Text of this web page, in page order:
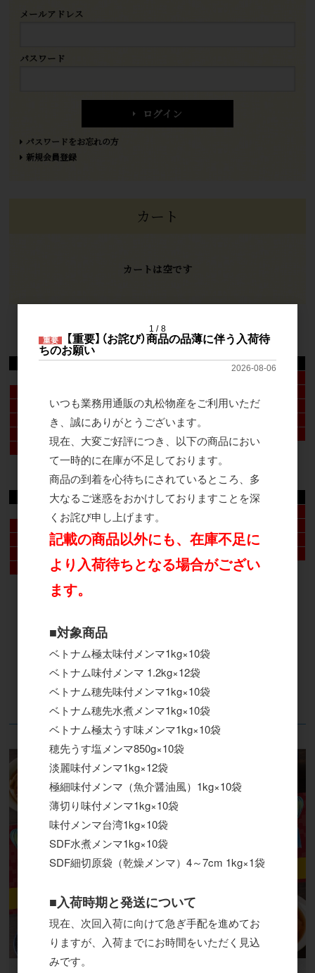
メールアドレス
パスワード
ログイン
パスワードをお忘れの方
新規会員登録
カート
カートは空です
2026年8月
月 火 水 木 金
10 11 12 13 14
17 18 19 20
25 26 27 28
31
2026年9月
月 火 水 木 金
1
7 8 9
14 15 16 17 18
22 24
28 29 30
1 8
重要
【重要】（お詫び）商品の品薄に伴う入荷待
ちのお願い
2026-08-06
いつも業務用通販の丸松物産をご利用いただ
き、誠にありがとうございます。
現在、大変ご好評につき、以下の商品におい
て一時的に在庫が不足しております。
商品の到着を心待ちにされているところ、多
大なるご迷惑をおかけしておりますことを深
くお詫び申し上げます。
記載の商品以外にも、在庫不足に
より入荷待ちとなる場合がござい
ます。
■対象商品
ベトナム極太味付メンマ1kg×10袋
ベトナム味付メンマ 1.2kg×12袋
ベトナム穂先味付メンマ1kg×10袋
ベトナム穂先水煮メンマ1kg×10袋
ベトナム極太うす味メンマ1kg×10袋
穂先うす塩メンマ850g×10袋
淡麗味付メンマ1kg×12袋
極細味付メンマ（魚介醤油風）1kg×10袋
薄切り味付メンマ1kg×10袋
味付メンマ台湾1kg×10袋
SDF水煮メンマ1kg×10袋
SDF細切原袋（乾燥メンマ）4～7cm 1kg×1袋
■入荷時期と発送について
現在、次回入荷に向けて急ぎ手配を進めてお
りますが、入荷までにお時間をいただく見込
みです。